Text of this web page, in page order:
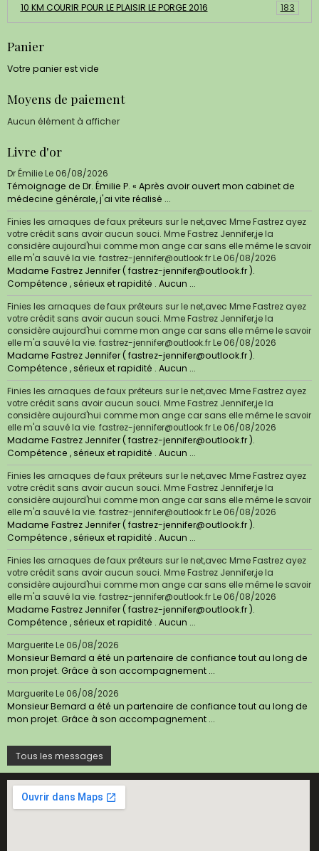
10 KM COURIR POUR LE PLAISIR LE PORGE 2016 183
Panier
Votre panier est vide
Moyens de paiement
Aucun élément à afficher
Livre d'or
Dr ÉmilieLe 06/08/2026
Témoignage de Dr. Émilie P. « Après avoir ouvert mon cabinet de
médecine générale, j'ai vite réalisé ...
Finies les arnaques de faux prêteurs sur le net,avec Mme Fastrez ayez
votre crédit sans avoir aucun souci. Mme Fastrez Jennifer,je la
considère aujourd'hui comme mon ange car sans elle même le savoir
elle m'a sauvé la vie. fastrez-jennifer@outlook.frLe 06/08/2026
Madame Fastrez Jennifer ( fastrez-jennifer@outlook.fr ).
Compétence , sérieux et rapidité . Aucun ...
Finies les arnaques de faux prêteurs sur le net,avec Mme Fastrez ayez
votre crédit sans avoir aucun souci. Mme Fastrez Jennifer,je la
considère aujourd'hui comme mon ange car sans elle même le savoir
elle m'a sauvé la vie. fastrez-jennifer@outlook.frLe 06/08/2026
Madame Fastrez Jennifer ( fastrez-jennifer@outlook.fr ).
Compétence , sérieux et rapidité . Aucun ...
Finies les arnaques de faux prêteurs sur le net,avec Mme Fastrez ayez
votre crédit sans avoir aucun souci. Mme Fastrez Jennifer,je la
considère aujourd'hui comme mon ange car sans elle même le savoir
elle m'a sauvé la vie. fastrez-jennifer@outlook.frLe 06/08/2026
Madame Fastrez Jennifer ( fastrez-jennifer@outlook.fr ).
Compétence , sérieux et rapidité . Aucun ...
Finies les arnaques de faux prêteurs sur le net,avec Mme Fastrez ayez
votre crédit sans avoir aucun souci. Mme Fastrez Jennifer,je la
considère aujourd'hui comme mon ange car sans elle même le savoir
elle m'a sauvé la vie. fastrez-jennifer@outlook.frLe 06/08/2026
Madame Fastrez Jennifer ( fastrez-jennifer@outlook.fr ).
Compétence , sérieux et rapidité . Aucun ...
Finies les arnaques de faux prêteurs sur le net,avec Mme Fastrez ayez
votre crédit sans avoir aucun souci. Mme Fastrez Jennifer,je la
considère aujourd'hui comme mon ange car sans elle même le savoir
elle m'a sauvé la vie. fastrez-jennifer@outlook.frLe 06/08/2026
Madame Fastrez Jennifer ( fastrez-jennifer@outlook.fr ).
Compétence , sérieux et rapidité . Aucun ...
MargueriteLe 06/08/2026
Monsieur Bernard a été un partenaire de confiance tout au long de
mon projet. Grâce à son accompagnement ...
MargueriteLe 06/08/2026
Monsieur Bernard a été un partenaire de confiance tout au long de
mon projet. Grâce à son accompagnement ...
Tous les messages